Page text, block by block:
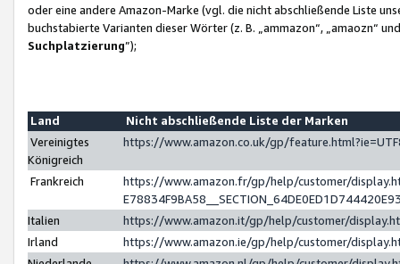
oder eine andere Amazon-Marke (vgl. die nicht abschließende Liste
buchstabierte Varianten dieser Wörter (z. B. „ammazon“, „amaozn“
Suchplatzierung”);
Land
Nicht abschließende Liste der Marken
Vereinigtes
Königreich
https://www.amazon.co.uk/gp/
Frankreich
https://www.amazon.fr/gp/help/customer/
Italien
https://www.amazon.it/gp/help/customer/
Irland
https://www.amazon.ie/gp/help/customer/